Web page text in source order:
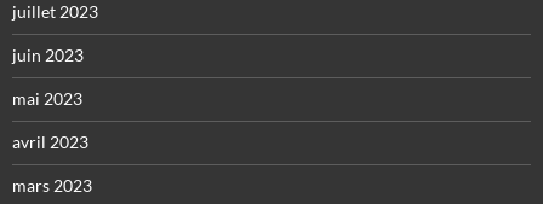
juillet 2023
juin 2023
mai 2023
avril 2023
mars 2023